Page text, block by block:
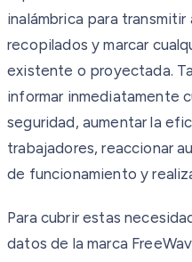
inalámbrica para
recopilados y marcar
existente o proyectada.
informar inmediatamente
seguridad, aumentar la
trabajadores, reaccionar
de funcionamiento y
Para cubrir estas
datos de la marca